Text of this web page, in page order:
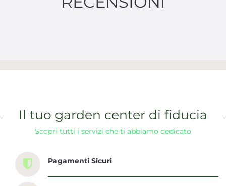
Il tuo garden center di fiducia
Scopri tutti i servizi che ti abbiamo dedicato
Pagamenti Sicuri